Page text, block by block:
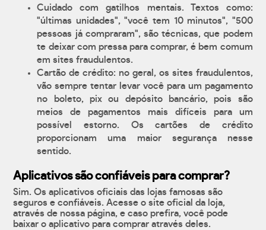
Cuidado com gatilhos mentais. Textos como:
"últimas unidades", "você tem 10 minutos", "500
pessoas já compraram", são técnicas, que podem
te deixar com pressa para comprar, é bem comum
em sites fraudulentos.
Cartão de crédito: no geral, os sites fraudulentos,
vão sempre tentar levar você para um pagamento
no boleto, pix ou depósito bancário, pois são
meios de pagamentos mais difíceis para um
possível estorno. Os cartões de crédito
proporcionam uma maior segurança nesse
sentido.
Aplicativos são confiáveis para comprar?
Sim. Os aplicativos oficiais das lojas famosas são
seguros e confiáveis. Acesse o site oficial da loja,
através de nossa página, e caso prefira, você pode
baixar o aplicativo para comprar através deles.